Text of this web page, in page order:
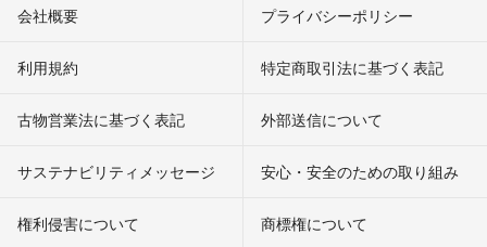
会社概要 プライバシーポリシー
利用規約 特定商取引法に基づく表記
古物営業法に基づく表記 外部送信について
サステナビリティメッセージ 安心・安全のための取り組み
権利侵害について
商標権について